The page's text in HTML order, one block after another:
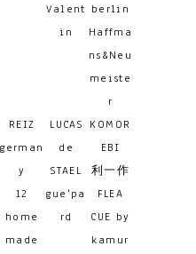
Valent
in
berlin
Haffma
ns&Neu
meiste
r
REIZ
german
y
LUCAS
de
STAEL
KOMOR
EBI
利一作
12
home
made
gue'pa
rd
FLEA
CUE by
kamur